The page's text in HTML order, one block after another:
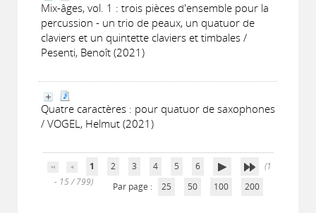
Mix-âges, vol. 1 : trois pièces d'ensemble pour la
percussion - un trio de peaux, un quatuor de
claviers et un quintette claviers et timbales /
Pesenti, Benoît (2021)
Quatre caractères : pour quatuor de saxophones
/ VOGEL, Helmut (2021)
1 2 3 4 5 6
(1
- 15 / 799)
Par page : 25 50 100 200